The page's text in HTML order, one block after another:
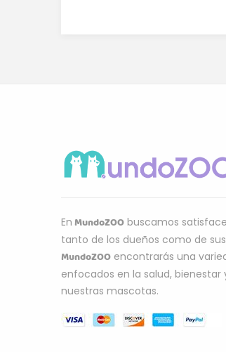
En MundoZOO buscamos
tanto de los dueños como de
MundoZOO encontrarás una
enfocados en la salud,
nuestras mascotas.